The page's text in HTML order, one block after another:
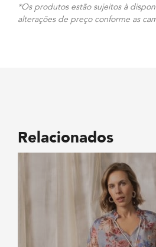
*Os produtos estão sujeitos à
alterações de preço conforme as
Relacionados